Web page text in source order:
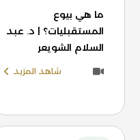
ما هي بيوع
المستقبليات؟ | د. عبد
السلام الشويعر
شاهد المزيد